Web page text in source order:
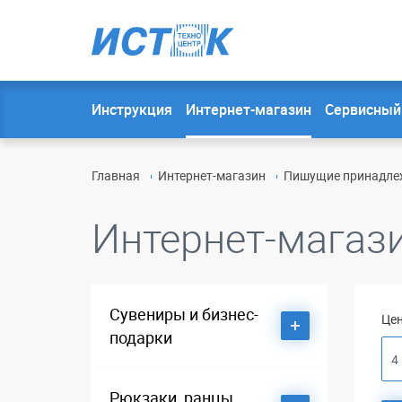
Инструкция Интернет-магазин
Главная Интернет-магазин Пишущие
Интернет-
Сувениры и бизнес-
подарки
Dalvey
Рюкзаки, ранцы,